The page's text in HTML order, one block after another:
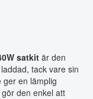
satkit är den
tack vare sin
ger en lämplig
den enkel att